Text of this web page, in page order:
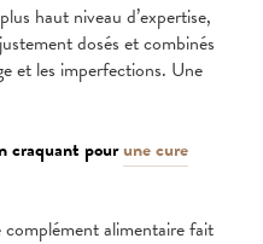
haut niveau d’expertise,
dosés et combinés
et les imperfections. Une
craquant pourune cure
alimentaire fait